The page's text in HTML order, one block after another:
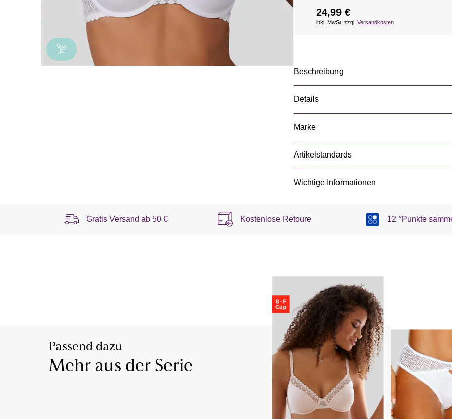
24,99 €
inkl. MwSt. zzgl. Versandkosten
Beschreibung
Details
Marke
Artikelstandards
Wichtige Informationen
Gratis Versand ab 50 € Kostenlose Retoure 12 °Punkte
Passend dazu
Mehr aus der Serie